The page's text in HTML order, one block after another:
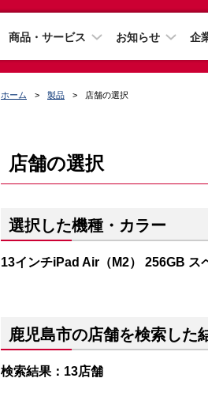
商品・サービス お知らせ 企
ホーム 製品 店舗の選択
店舗の選択
選択した機種・カラー
13インチiPad Air（M2） 256GB ス
鹿児島市の店舗を検索した
検索結果：13店舗